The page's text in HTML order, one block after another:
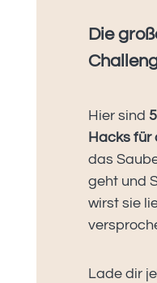
Die
Hier sind
Hacks für
das
geht und
wirst sie
Lade dir